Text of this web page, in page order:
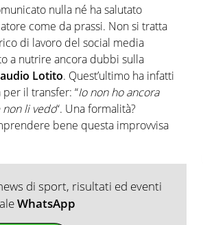
nulla né ha salutato
come da prassi. Non si tratta
di lavoro del social media
a nutrire ancora dubbi sulla
Lotito. Quest’ultimo ha infatti
il transfer: “Io non ho ancora
li vedo“. Una formalità?
bene questa improvvisa
di sport, risultati ed eventi
WhatsApp